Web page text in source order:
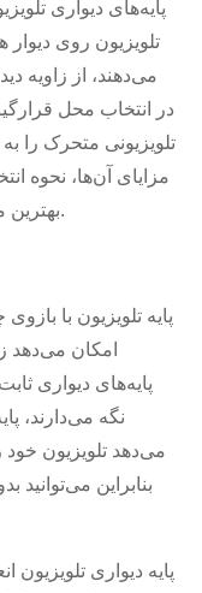
پایه‌های دیواری
تلویزیون روی دیوار
می‌دهند، از زاویه
در انتخاب محل
تلویزیونی متحرک را
مزایای آن‌ها، نحوه
بهترین مدل‌های موجود در بازار بحث خواهیم کرد.
پایه تلویزیون با
امکان می‌دهد
پایه‌های دیواری
نگه می‌دارند،
می‌دهد تلویزیون
بنابراین می‌توانید
پایه دیواری